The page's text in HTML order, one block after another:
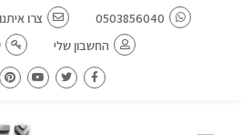
0503856040 צרו
החשבון שלי